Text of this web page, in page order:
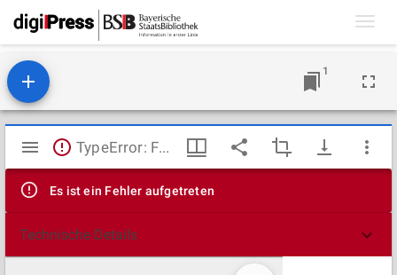
1
Mirador
Viewer
TypeError: Failed to fetch
Es ist ein Fehler aufgetreten
Technische Details